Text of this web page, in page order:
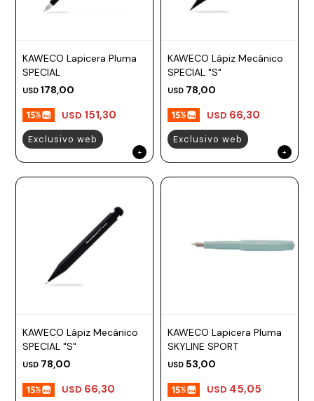
KAWECO Lapicera Pluma
SPECIAL
USD 178,00
USD 151,30
Exclusivo web
KAWECO Lápiz Mecánico
SPECIAL "S"
USD 78,00
USD 66,30
Exclusivo web
KAWECO Lápiz Mecánico
SPECIAL "S"
USD 78,00
USD 66,30
KAWECO Lapicera Pluma
SKYLINE SPORT
USD 53,00
USD 45,05